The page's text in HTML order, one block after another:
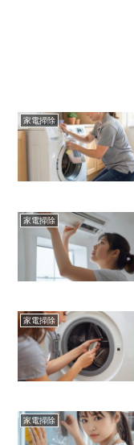
家電掃除
家電掃除
家電掃除
家電掃除